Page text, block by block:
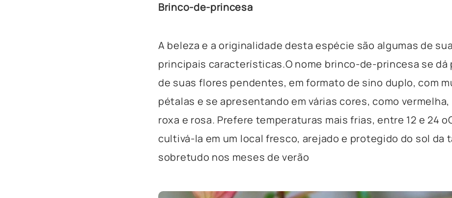
Brinco-de-princesa
A beleza e a originalidade desta espécie são algumas de
principais características.O nome brinco-de-princesa se dá
de suas flores pendentes, em formato de sino duplo, com
pétalas e se apresentando em várias cores, como vermelha,
roxa e rosa. Prefere temperaturas mais frias, entre 12 e 24
cultivá-la em um local fresco, arejado e protegido do sol da
sobretudo nos meses de verão